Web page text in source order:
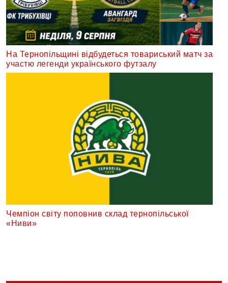
На Тернопільщині відбудеться товариський матч за
участю легенди українського футзалу
Чемпіон світу поповнив склад тернопільської
«Ниви»